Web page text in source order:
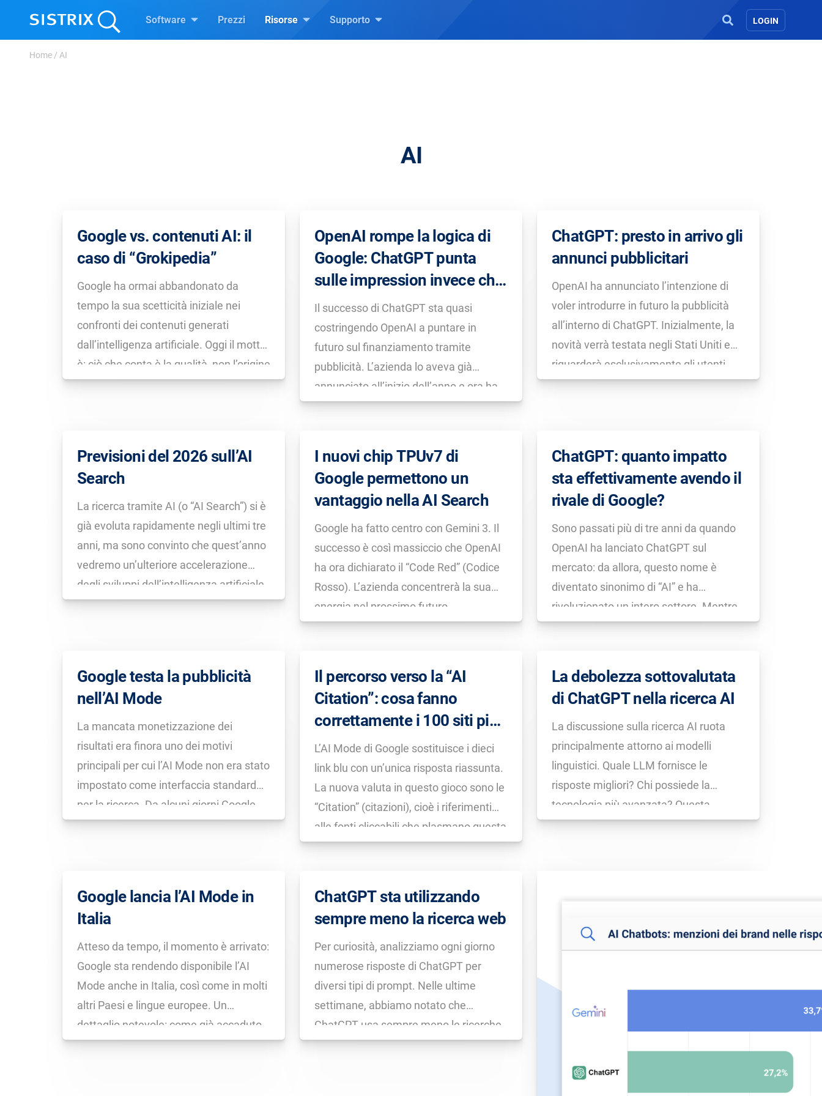
Software Prezzi Risorse Supporto LOGIN
Home / AI
AI
Google vs. contenuti AI: il
caso di “Grokipedia”
Google ha ormai abbandonato da
tempo la sua scetticità iniziale nei
confronti dei contenuti generati
dall’intelligenza artificiale. Oggi il motto
è: ciò che conta è la qualità, non l’origine
dei contenuti (“Il nostro focus è sulla
OpenAI rompe la logica di
Google: ChatGPT punta
sulle impression invece che
sui click
Il successo di ChatGPT sta quasi
costringendo OpenAI a puntare in
futuro sul finanziamento tramite
pubblicità. L’azienda lo aveva già
annunciato all’inizio dell’anno e ora ha
concretizzato la decisione di adottare
non pagheranno per il click o per la
vendita, […]
ChatGPT: presto in arrivo gli
annunci pubblicitari
OpenAI ha annunciato l’intenzione di
voler introdurre in futuro la pubblicità
all’interno di ChatGPT. Inizialmente, la
novità verrà testata negli Stati Uniti e
riguarderà esclusivamente gli utenti
che utilizzano ChatGPT nella versione
saranno chiaramente […]
Previsioni del 2026 sull’AI
Search
La ricerca tramite AI (o “AI Search”) si è
già evoluta rapidamente negli ultimi tre
anni, ma sono convinto che quest’anno
vedremo un’ulteriore accelerazione
degli sviluppi dell’intelligenza artificiale.
Sulla base degli attuali movimenti di
I nuovi chip TPUv7 di
Google permettono un
vantaggio nella AI Search
Google ha fatto centro con Gemini 3. Il
successo è così massiccio che OpenAI
ha ora dichiarato il “Code Red” (Codice
Rosso). L’azienda concentrerà la sua
energia nel prossimo futuro
principalmente sul miglioramento del
Gemini 3 è la base hardware. […]
ChatGPT: quanto impatto
sta effettivamente avendo il
rivale di Google?
Sono passati più di tre anni da quando
OpenAI ha lanciato ChatGPT sul
mercato: da allora, questo nome è
diventato sinonimo di “AI” e ha
rivoluzionato un intero settore. Mentre
inizialmente Google cercava
carreggiata con Gemini e […]
Google testa la pubblicità
nell’AI Mode
La mancata monetizzazione dei
risultati era finora uno dei motivi
principali per cui l’AI Mode non era stato
impostato come interfaccia standard
per la ricerca. Da alcuni giorni Google
sta però lavorando esattamente su
rudimentale: […]
Il percorso verso la “AI
Citation”: cosa fanno
correttamente i 100 siti più
citati
L’AI Mode di Google sostituisce i dieci
link blu con un’unica risposta riassunta.
La nuova valuta in questo gioco sono le
“Citation” (citazioni), cioè i riferimenti
alle fonti cliccabili che plasmano questa
risposta.
La debolezza sottovalutata
di ChatGPT nella ricerca AI
La discussione sulla ricerca AI ruota
principalmente attorno ai modelli
linguistici. Quale LLM fornisce le
risposte migliori? Chi possiede la
tecnologia più avanzata? Questa
settimana Google ha dimostrato in
Google lancia l’AI Mode in
Italia
Atteso da tempo, il momento è arrivato:
Google sta rendendo disponibile l’AI
Mode anche in Italia, così come in molti
altri Paesi e lingue europee. Un
dettaglio notevole: come già accaduto
per le AI Overview, la Francia rimane
ChatGPT sta utilizzando
sempre meno la ricerca web
Per curiosità, analizziamo ogni giorno
numerose risposte di ChatGPT per
diversi tipi di prompt. Nelle ultime
settimane, abbiamo notato che
ChatGPT usa sempre meno le ricerche
web. Come è noto, i modelli linguistici di